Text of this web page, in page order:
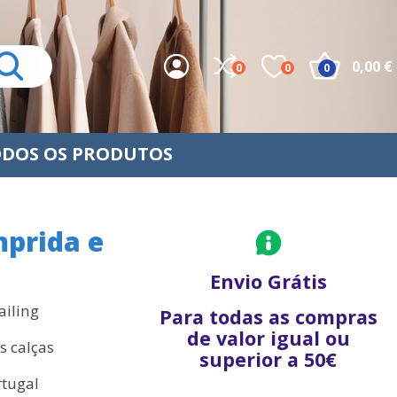
0 0 0,00 €
0
OS PRODUTOS
e
calças
Envio Grátis
Para todas as compras
de valor igual ou
superior a 50€